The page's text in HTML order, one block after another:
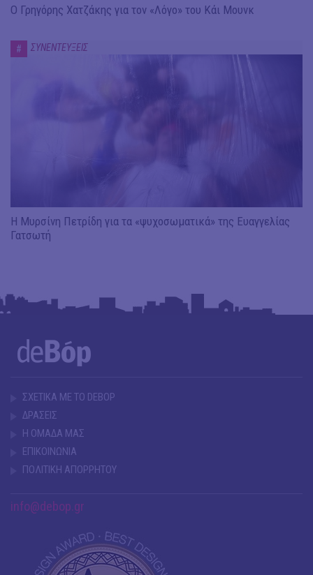
Ο Γρηγόρης Χατζάκης για τον «Λόγο» του Κάι Μουνκ
# ΣΥΝΕΝΤΕΥΞΕΙΣ
Η Μυρσίνη Πετρίδη για τα «ψυχοσωματικά» της Ευαγγελίας
Γατσωτή
ΣΧΕΤΙΚΑ ΜΕ ΤΟ DEBOP
ΔΡΑΣΕΙΣ
Η ΟΜΑΔΑ ΜΑΣ
ΕΠΙΚΟΙΝΩΝΙΑ
ΠΟΛΙΤΙΚΗ ΑΠΟΡΡΗΤΟΥ
info@debop.gr